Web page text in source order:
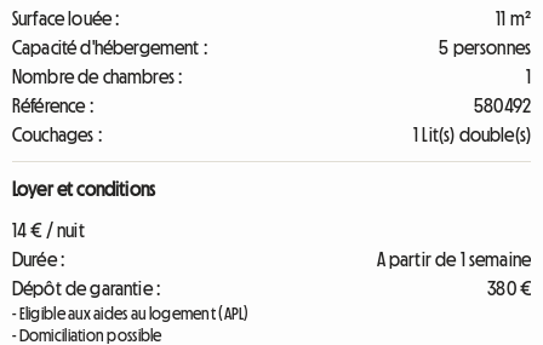
Surface louée :
11 m²
Capacité d'hébergement :
5 personnes
Nombre de chambres :
1
Référence :
580492
Couchages :
1 Lit(s) double(s)
Loyer et conditions
14 € / nuit
Durée :
A partir de 1 semaine
Dépôt de garantie :
380 €
- Eligible aux aides au logement (APL)
- Domiciliation possible